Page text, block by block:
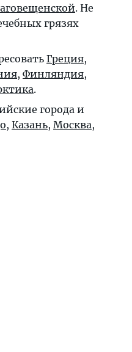
. Не
грязях
Греция,
, Финляндия,
.
города и
, Казань, Москва,